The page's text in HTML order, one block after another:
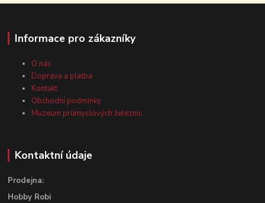
Informace pro zákazníky
O nás
Doprava a platba
Kontakt
Obchodní podmínky
Muzeum průmyslových železnic
Kontaktní údaje
Prodejna:
Hobby Robi